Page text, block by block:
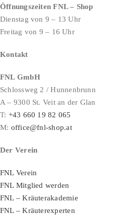
Öffnungszeiten FNL – Shop
Dienstag von 9 – 13 Uhr
Freitag von 9 – 16 Uhr
Kontakt
FNL GmbH
Schlossweg 2 / Hunnenbrunn
A – 9300 St. Veit an der Glan
T: +43 660 19 82 065
M: office@fnl-shop.at
Der Verein
FNL Verein
FNL Mitglied werden
FNL – Kräuterakademie
FNL – Kräuterexperten